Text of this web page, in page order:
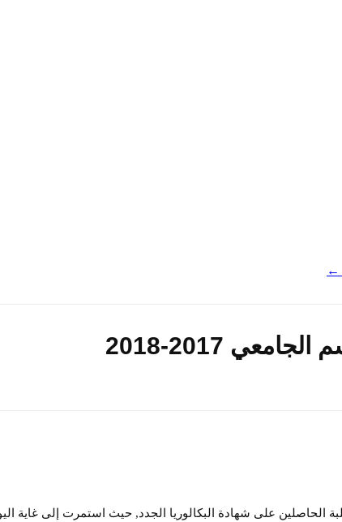
←
2017-2018
الحاصلين على شهادة البكالوريا الجدد, حيث استمرت إلى غاية